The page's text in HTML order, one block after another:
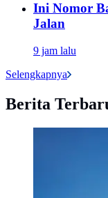
Ini Nomor
Jalan
9 jam lalu
Selengkapnya
Berita